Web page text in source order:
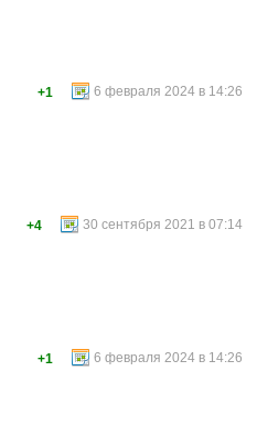
6 февраля 2024 в 14:26
+1
30 сентября 2021 в 07:14
+4
6 февраля 2024 в 14:26
+1